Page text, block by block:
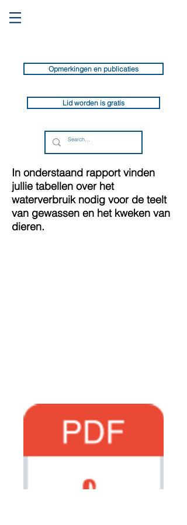
Opmerkingen en publicaties
Lid worden is gratis
In onderstaand rapport vinden
jullie tabellen over het
waterverbruik nodig voor de teelt
van gewassen en het kweken van
dieren.